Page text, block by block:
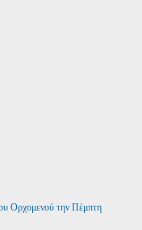
Ορχομενού την Πέμπτη